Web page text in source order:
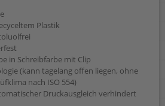
Plastik
in Schreibfarbe mit Clip
(kann tagelang offen liegen, ohne
nach ISO 554)
Druckausgleich verhindert